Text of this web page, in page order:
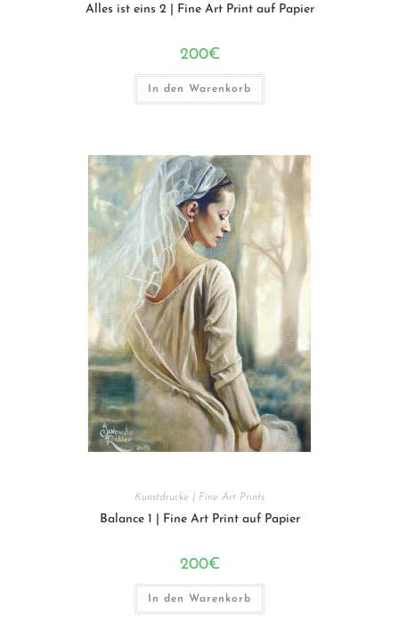
Alles ist eins 2 | Fine Art Print auf Papier
200€
In den Warenkorb
Kunstdrucke | Fine Art Prints
Balance 1 | Fine Art Print auf Papier
200€
In den Warenkorb